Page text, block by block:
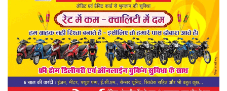
मैगज़ीन की लेख
प्रमुख खबर